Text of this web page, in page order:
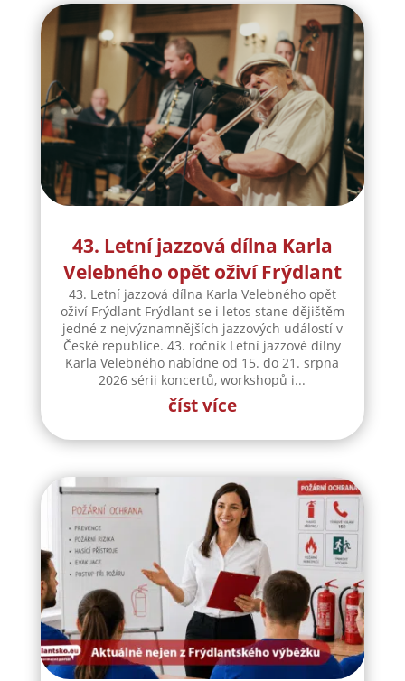
43. Letní jazzová dílna Karla
Velebného opět oživí Frýdlant
43. Letní jazzová dílna Karla Velebného opět
oživí Frýdlant Frýdlant se i letos stane dějištěm
jedné z nejvýznamnějších jazzových událostí v
České republice. 43. ročník Letní jazzové dílny
Karla Velebného nabídne od 15. do 21. srpna
2026 sérii koncertů, workshopů i...
číst více